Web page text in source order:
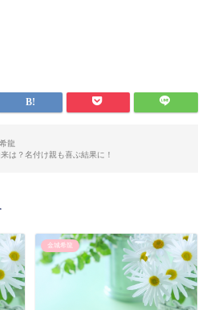
龍
は？名付け親も喜ぶ結果に！
金城希龍